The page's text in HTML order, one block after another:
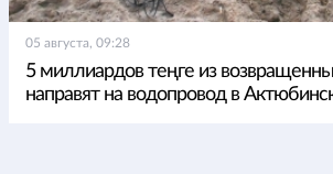
05 августа, 09:28
5 миллиардов теңге из
направят на водопровод в